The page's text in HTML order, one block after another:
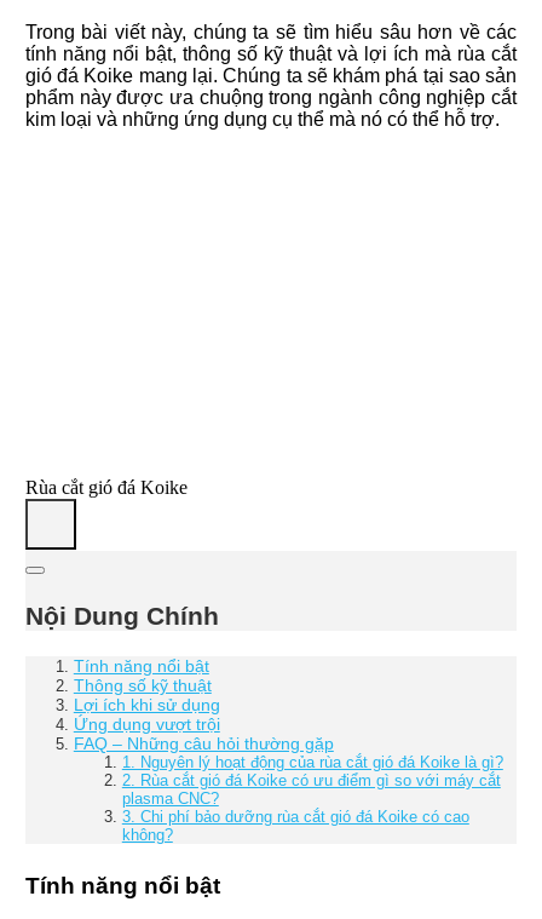
Trong bài viết này, chúng ta sẽ tìm hiểu sâu hơn về các
tính năng nổi bật, thông số kỹ thuật và lợi ích mà rùa cắt
gió đá Koike mang lại. Chúng ta sẽ khám phá tại sao sản
phẩm này được ưa chuộng trong ngành công nghiệp cắt
kim loại và những ứng dụng cụ thể mà nó có thể hỗ trợ.
Rùa cắt gió đá Koike
Nội Dung Chính
Tính năng nổi bật
Thông số kỹ thuật
Lợi ích khi sử dụng
Ứng dụng vượt trội
FAQ – Những câu hỏi thường gặp
1. Nguyên lý hoạt động của rùa cắt gió đá Koike là gì?
2. Rùa cắt gió đá Koike có ưu điểm gì so với máy cắt
plasma CNC?
3. Chi phí bảo dưỡng rùa cắt gió đá Koike có cao
không?
Tính năng nổi bật